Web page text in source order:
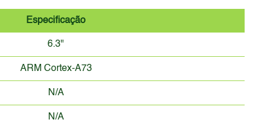
Especificação
6.3"
ARM Cortex-A73
N/A
N/A